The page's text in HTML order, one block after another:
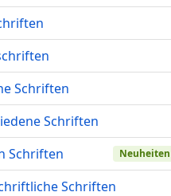
Schriften
Schriften
Schriften
Neuheiten
Schriften